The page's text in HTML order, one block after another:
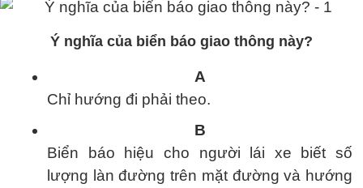
Ý nghĩa của biển báo giao thông này?
A
Chỉ hướng đi phải theo.
B
Biển báo hiệu cho người lái xe biết số
lượng làn đường trên mặt đường và hướng